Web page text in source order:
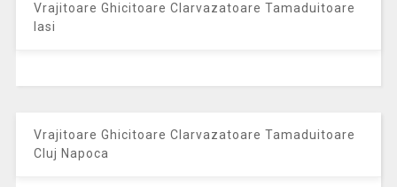
Vrajitoare Ghicitoare Clarvazatoare Tamaduitoare
Iasi
Vrajitoare Ghicitoare Clarvazatoare Tamaduitoare
Cluj Napoca